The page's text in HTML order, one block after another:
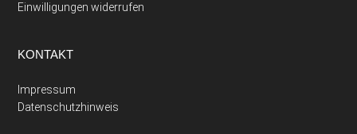
Einwilligungen widerrufen
KONTAKT
Impressum
Datenschutzhinweis